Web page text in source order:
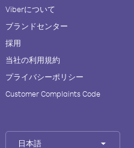
Viberについて
ブランドセンター
採用
当社の利用規約
プライバシーポリシー
Customer Complaints Code
日本語